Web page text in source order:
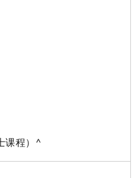
课程）^